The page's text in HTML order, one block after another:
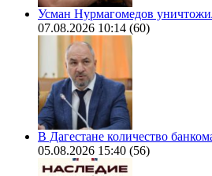
Усман Нурмагомедов
07.08.2026 10:14 (60)
В Дагестане количество
05.08.2026 15:40 (56)